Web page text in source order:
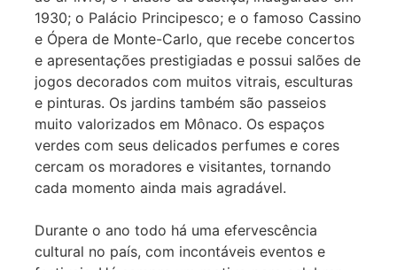
1930; o Palácio Principesco; e o famoso Cassino
e Ópera de Monte-Carlo, que recebe concertos
e apresentações prestigiadas e possui salões de
jogos decorados com muitos vitrais, esculturas
e pinturas. Os jardins também são passeios
muito valorizados em Mônaco. Os espaços
verdes com seus delicados perfumes e cores
cercam os moradores e visitantes, tornando
cada momento ainda mais agradável.
Durante o ano todo há uma efervescência
cultural no país, com incontáveis eventos e